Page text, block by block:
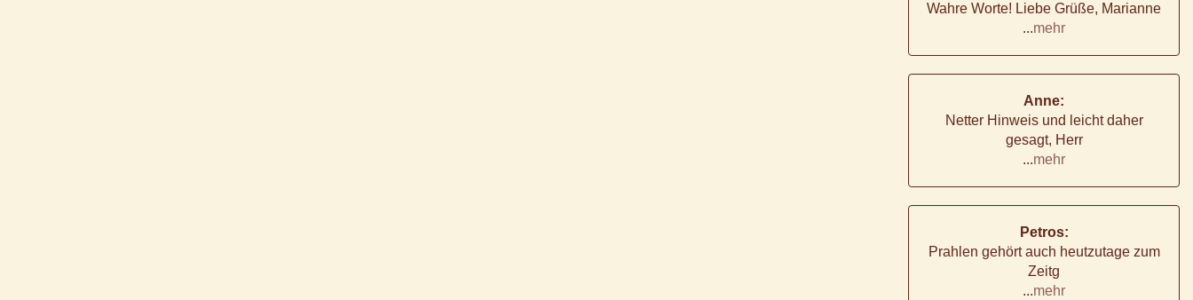
Wahre Worte! Liebe Grüße, Marianne
...mehr
Anne:
Netter Hinweis und leicht daher
gesagt, Herr
...mehr
Petros:
Prahlen gehört auch heutzutage zum
Zeitg
...mehr